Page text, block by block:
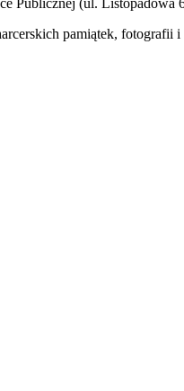
pamiątek, fotografii